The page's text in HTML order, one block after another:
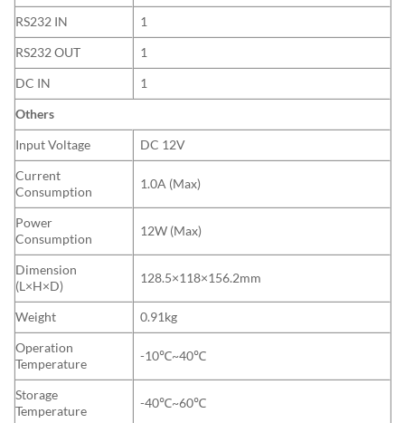
RS232 IN
1
RS232 OUT
1
DC IN
1
Others
Input Voltage
DC 12V
Current
Consumption
1.0A (Max)
Power
Consumption
12W (Max)
Dimension
(L×H×D)
128.5×118×156.2mm
Weight
0.91kg
Operation
Temperature
-10℃~40℃
Storage
Temperature
-40℃~60℃